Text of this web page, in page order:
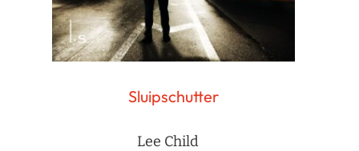
Sluipschutter
Lee Child